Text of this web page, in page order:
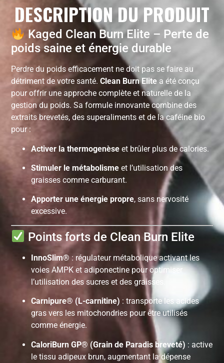
DESCRIPTION DU PRODUIT
Kaged Clean Burn Elite – Perte de
poids saine et énergie durable
Perdre du poids efficacement ne doit pas se faire au
détriment de votre santé.Clean Burn Elite a été conçu
pour offrir une approche complète et naturelle de la
gestion du poids. Sa formule innovante combine des
extraits brevetés, des superaliments et de la caféine bio
pour :
Activer la thermogenèse et brûler plus de calories.
Stimuler le métabolisme et l’utilisation des
graisses comme carburant.
Apporter une énergie propre, sans nervosité
excessive.
Points forts de Clean Burn Elite
InnoSlim® : régulateur métabolique activant les
voies AMPK et adiponectine pour optimiser
l’utilisation des sucres et des graisses.
Carnipure® (L-carnitine) : transporte les acides
gras vers les mitochondries pour être utilisés
comme énergie.
CaloriBurn GP® (Grain de Paradis breveté) : active
le tissu adipeux brun, augmentant la dépense